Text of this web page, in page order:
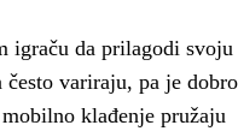
igraču da prilagodi svoju
variraju, pa je dobro
klađenje pružaju